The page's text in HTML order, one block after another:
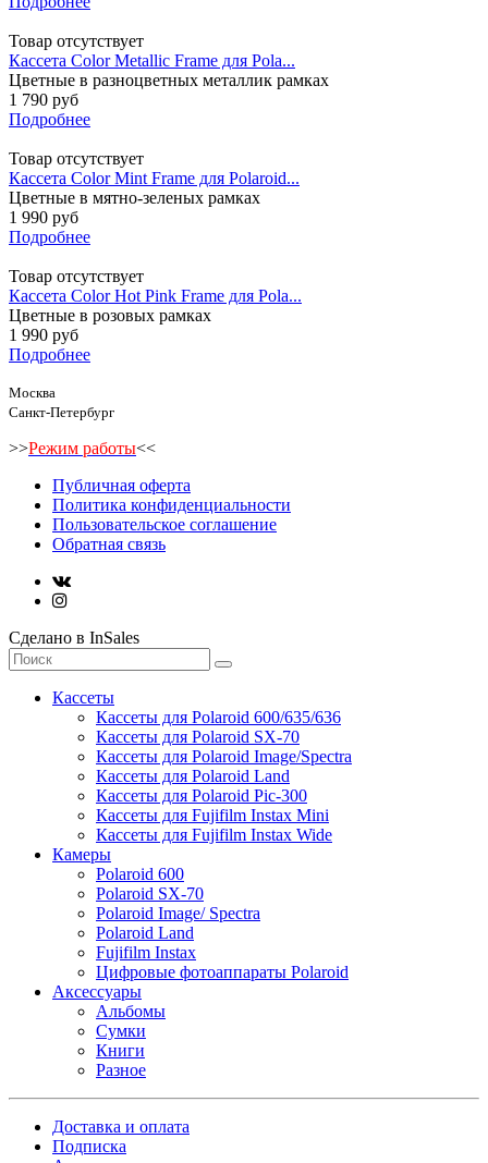
Товар отсутствует
Кассета Color Metallic Frame для Pola...
Цветные в разноцветных металлик рамках
1 790 руб
Подробнее
Товар отсутствует
Кассета Color Mint Frame для Polaroid...
Цветные в мятно-зеленых рамках
1 990 руб
Подробнее
Товар отсутствует
Кассета Color Hot Pink Frame для Pola...
Цветные в розовых рамках
1 990 руб
Подробнее
Москва
Санкт-Петербург
>>Режим работы<<
Публичная оферта
Политика конфиденциальности
Пользовательское соглашение
Обратная связь
Сделано в InSales
Кассеты
Кассеты для Polaroid 600/635/636
Кассеты для Polaroid SX-70
Кассеты для Polaroid Image/Spectra
Кассеты для Polaroid Land
Кассеты для Polaroid Pic-300
Кассеты для Fujifilm Instax Mini
Кассеты для Fujifilm Instax Wide
Камеры
Polaroid 600
Polaroid SX-70
Polaroid Image/ Spectra
Polaroid Land
Fujifilm Instax
Цифровые фотоаппараты Polaroid
Аксессуары
Альбомы
Сумки
Книги
Разное
Доставка и оплата
Подписка